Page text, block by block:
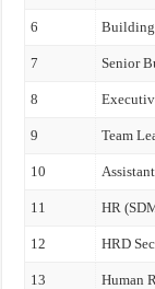
6 Building
7 Senior
8
9 Team
10
11 HR
12 HRD
13 Human